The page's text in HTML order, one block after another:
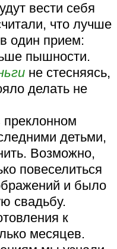
вести себя
что лучше
один прием:
пышности.
не стесняясь,
делать не
детьми,
Возможно,
повеселиться
и было
свадьбу.
к
месяцев.